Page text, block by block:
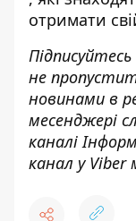
отримати
не
новинами в
месенджері
каналі
канал у